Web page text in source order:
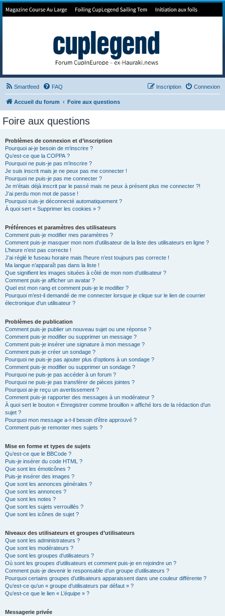
Forum de Cup In Europe
Smartfeed FAQ Connexion
Inscription
Accueil du forum Foire aux questions
Foire aux questions
Problèmes de connexion et d’inscription
Pourquoi ai-je besoin de m’inscrire ?
Qu’est-ce que la COPPA ?
Pourquoi ne puis-je pas m’inscrire ?
Je suis inscrit mais je ne peux pas me connecter !
Pourquoi ne puis-je pas me connecter ?
Je m’étais déjà inscrit par le passé mais ne peux à présent plus me connecter ?!
J’ai perdu mon mot de passe !
Pourquoi suis-je déconnecté automatiquement ?
À quoi sert « Supprimer les cookies » ?
Préférences et paramètres des utilisateurs
Comment puis-je modifier mes paramètres ?
Comment puis-je masquer mon nom d’utilisateur de la liste des utilisateurs en ligne ?
L’heure n’est pas correcte !
J’ai réglé le fuseau horaire mais l’heure n’est toujours pas correcte !
Ma langue n’apparaît pas dans la liste !
Que signifient les images situées à côté de mon nom d’utilisateur ?
Comment puis-je afficher un avatar ?
Quel est mon rang et comment puis-je le modifier ?
Pourquoi m’est-il demandé de me connecter lorsque je clique sur le lien de courrier
électronique d’un utilisateur ?
Problèmes de publication
Comment puis-je publier un nouveau sujet ou une réponse ?
Comment puis-je modifier ou supprimer un message ?
Comment puis-je insérer une signature à mon message ?
Comment puis-je créer un sondage ?
Pourquoi ne puis-je pas ajouter plus d’options à un sondage ?
Comment puis-je modifier ou supprimer un sondage ?
Pourquoi ne puis-je pas accéder à un forum ?
Pourquoi ne puis-je pas transférer de pièces jointes ?
Pourquoi ai-je reçu un avertissement ?
Comment puis-je rapporter des messages à un modérateur ?
À quoi sert le bouton « Enregistrer comme brouillon » affiché lors de la rédaction d’un
sujet ?
Pourquoi mon message a-t-il besoin d’être approuvé ?
Comment puis-je remonter mes sujets ?
Mise en forme et types de sujets
Qu’est-ce que le BBCode ?
Puis-je insérer du code HTML ?
Que sont les émoticônes ?
Puis-je insérer des images ?
Que sont les annonces générales ?
Que sont les annonces ?
Que sont les notes ?
Que sont les sujets verrouillés ?
Que sont les icônes de sujet ?
Niveaux des utilisateurs et groupes d’utilisateurs
Que sont les administrateurs ?
Que sont les modérateurs ?
Que sont les groupes d’utilisateurs ?
Où sont les groupes d’utilisateurs et comment puis-je en rejoindre un ?
Comment puis-je devenir le responsable d’un groupe d’utilisateurs ?
Pourquoi certains groupes d’utilisateurs apparaissent dans une couleur différente ?
Qu’est-ce qu’un « groupe d’utilisateurs par défaut » ?
Qu’est-ce que le lien « L’équipe » ?
Messagerie privée